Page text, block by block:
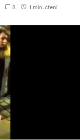
8 1 min. čtení